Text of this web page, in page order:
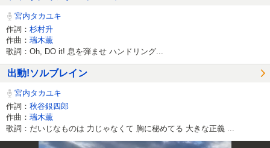
宮内タカユキ
作詞： 杉村升
作曲： 瑞木薫
歌詞：Oh, DO it! 息を弾ませ ハンドリング...
出動!ソルブレイン
宮内タカユキ
作詞： 秋谷銀四郎
作曲： 瑞木薫
歌詞：だいじなものは 力じゃなくて 胸に秘めてる 大きな正義 ...